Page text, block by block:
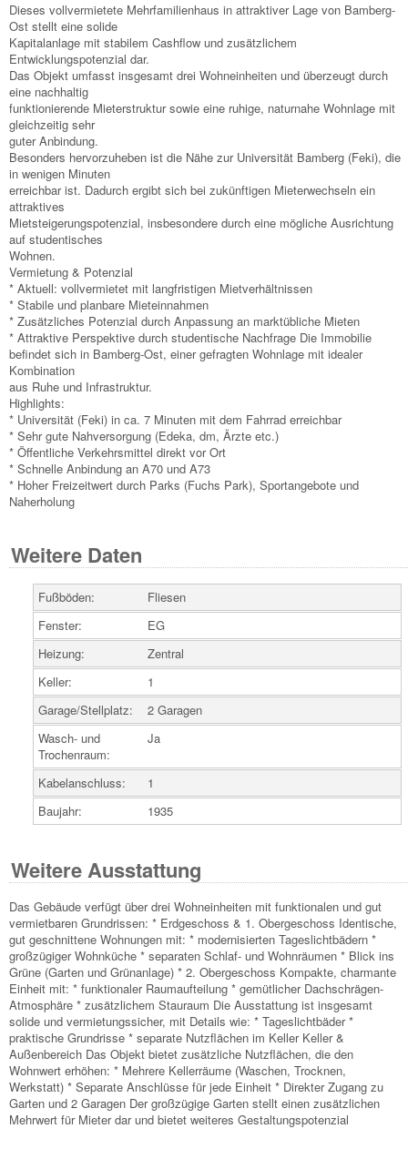
Dieses vollvermietete Mehrfamilienhaus in attraktiver Lage von Bamberg-
Ost stellt eine solide
Kapitalanlage mit stabilem Cashflow und zusätzlichem
Entwicklungspotenzial dar.
Das Objekt umfasst insgesamt drei Wohneinheiten und überzeugt durch
eine nachhaltig
funktionierende Mieterstruktur sowie eine ruhige, naturnahe Wohnlage mit
gleichzeitig sehr
guter Anbindung.
Besonders hervorzuheben ist die Nähe zur Universität Bamberg (Feki), die
in wenigen Minuten
erreichbar ist. Dadurch ergibt sich bei zukünftigen Mieterwechseln ein
attraktives
Mietsteigerungspotenzial, insbesondere durch eine mögliche Ausrichtung
auf studentisches
Wohnen.
Vermietung & Potenzial
* Aktuell: vollvermietet mit langfristigen Mietverhältnissen
* Stabile und planbare Mieteinnahmen
* Zusätzliches Potenzial durch Anpassung an marktübliche Mieten
* Attraktive Perspektive durch studentische Nachfrage Die Immobilie
befindet sich in Bamberg-Ost, einer gefragten Wohnlage mit idealer
Kombination
aus Ruhe und Infrastruktur.
Highlights:
* Universität (Feki) in ca. 7 Minuten mit dem Fahrrad erreichbar
* Sehr gute Nahversorgung (Edeka, dm, Ärzte etc.)
* Öffentliche Verkehrsmittel direkt vor Ort
* Schnelle Anbindung an A70 und A73
* Hoher Freizeitwert durch Parks (Fuchs Park), Sportangebote und
Naherholung
Weitere Daten
Fußböden:
Fliesen
Fenster:
EG
Heizung:
Zentral
Keller:
1
Garage/Stellplatz:
2 Garagen
Wasch- und
Trochenraum:
Ja
Kabelanschluss:
1
Baujahr:
1935
Weitere Ausstattung
Das Gebäude verfügt über drei Wohneinheiten mit funktionalen und gut
vermietbaren Grundrissen: * Erdgeschoss & 1. Obergeschoss Identische,
gut geschnittene Wohnungen mit: * modernisierten Tageslichtbädern *
großzügiger Wohnküche * separaten Schlaf- und Wohnräumen * Blick ins
Grüne (Garten und Grünanlage) * 2. Obergeschoss Kompakte, charmante
Einheit mit: * funktionaler Raumaufteilung * gemütlicher Dachschrägen-
Atmosphäre * zusätzlichem Stauraum Die Ausstattung ist insgesamt
solide und vermietungssicher, mit Details wie: * Tageslichtbäder *
praktische Grundrisse * separate Nutzflächen im Keller Keller &
Außenbereich Das Objekt bietet zusätzliche Nutzflächen, die den
Wohnwert erhöhen: * Mehrere Kellerräume (Waschen, Trocknen,
Werkstatt) * Separate Anschlüsse für jede Einheit * Direkter Zugang zu
Garten und 2 Garagen Der großzügige Garten stellt einen zusätzlichen
Mehrwert für Mieter dar und bietet weiteres Gestaltungspotenzial